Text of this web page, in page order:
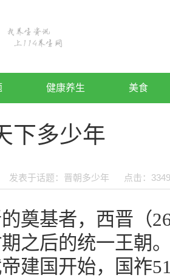
健康养生 美食
下多少年
发表于话题： 晋朝多少年 点击： 3349
奠基者，西晋（
之后的统一王朝
建国开始，国祚